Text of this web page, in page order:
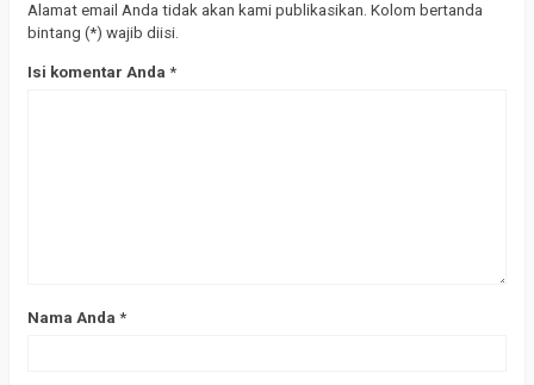
Alamat email Anda tidak akan kami publikasikan. Kolom bertanda
bintang (*) wajib diisi.
Isi komentar Anda *
Nama Anda *